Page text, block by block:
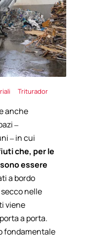
Triturador
anche
–
– in cui
che, per le
essere
a bordo
nelle
viene
a porta.
fondamentale